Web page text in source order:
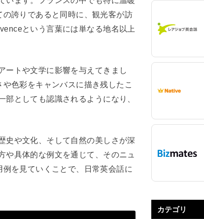
誇りであると同時に、観光客が訪
という言葉には単なる地名以上
ートや文学に影響を与えてきまし
色彩をキャンバスに描き残したこ
としても認識されるようになり、
史や文化、そして自然の美しさが深
や具体的な例文を通じて、そのニュ
を見ていくことで、日常英会話に
カテゴリ